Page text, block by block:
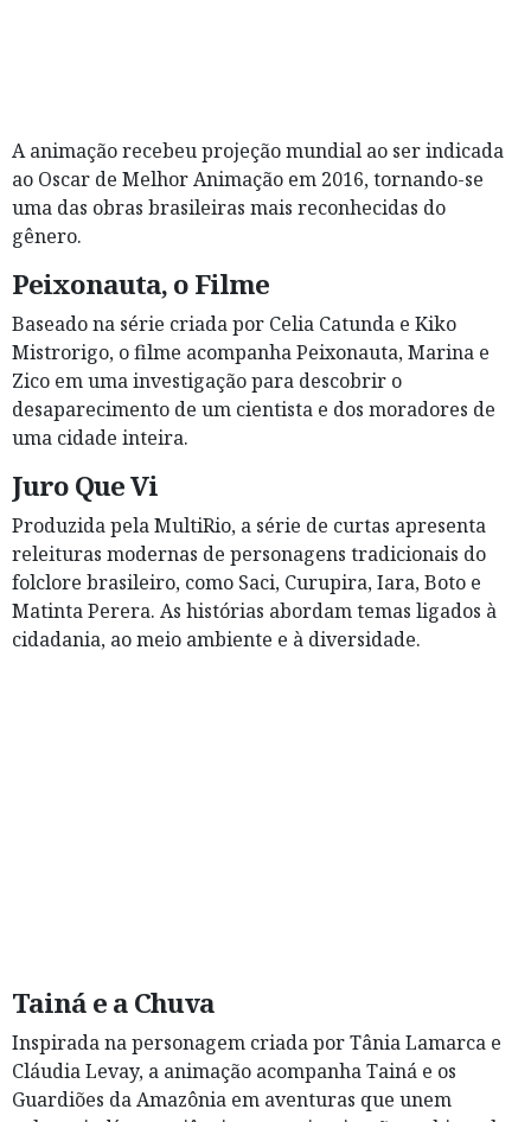
A animação recebeu projeção mundial ao ser indicada
ao Oscar de Melhor Animação em 2016, tornando-se
uma das obras brasileiras mais reconhecidas do
gênero.
Peixonauta, o Filme
Baseado na série criada por Celia Catunda e Kiko
Mistrorigo, o filme acompanha Peixonauta, Marina e
Zico em uma investigação para descobrir o
desaparecimento de um cientista e dos moradores de
uma cidade inteira.
Juro Que Vi
Produzida pela MultiRio, a série de curtas apresenta
releituras modernas de personagens tradicionais do
folclore brasileiro, como Saci, Curupira, Iara, Boto e
Matinta Perera. As histórias abordam temas ligados à
cidadania, ao meio ambiente e à diversidade.
Tainá e a Chuva
Inspirada na personagem criada por Tânia Lamarca e
Cláudia Levay, a animação acompanha Tainá e os
Guardiões da Amazônia em aventuras que unem